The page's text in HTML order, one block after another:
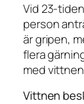
Vid 23-
person
är gripen,
flera
med
Vittnen